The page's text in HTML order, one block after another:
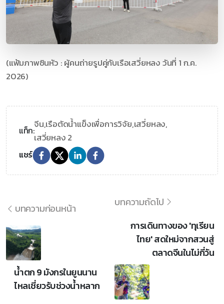
(แฟ้มภาพซินหัว : ผู้คนถ่ายรูปคู่กับเรือเสวี่ยหลง วันที่ 1 ก.ค.
2026)
แท็ก:จีน,เรือตัดน้ำแข็งเพื่อการวิจัย,เสวี่ยหลง,
เสวี่ยหลง 2
แชร์
บทความก่อนหน้า
น้ำตก 9 มังกรในยูนนาน
ไหลเชี่ยวรับช่วงน้ำหลาก
บทความถัดไป
การเดินทางของ 'ทุเรียน
ไทย' สดใหม่จากสวนสู่
ตลาดจีนในไม่กี่วัน